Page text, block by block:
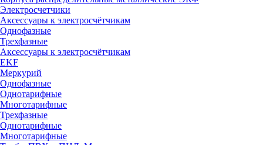
Электросчетчики
Аксессуары к электросчётчикам
Однофазные
Трехфазные
Аксессуары к электросчётчикам
EKF
Меркурий
Однофазные
Однотарифные
Многотарифные
Трехфазные
Однотарифные
Многотарифные